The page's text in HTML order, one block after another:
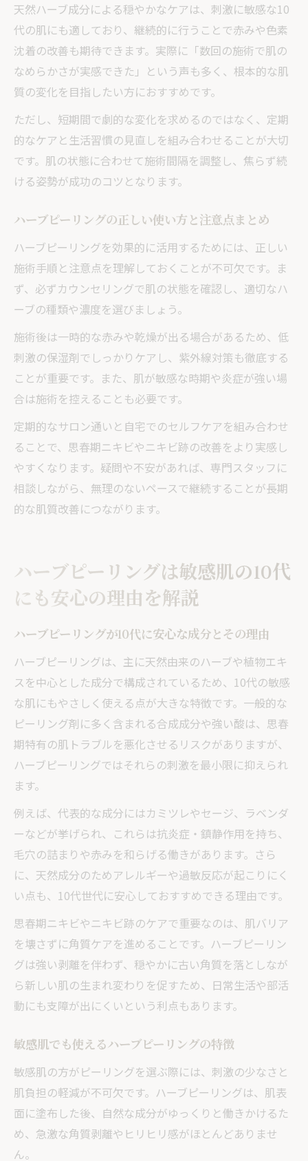
天然ハーブ成分による穏やかなケアは、刺激に敏感な10
代の肌にも適しており、継続的に行うことで赤みや色素
沈着の改善も期待できます。実際に「数回の施術で肌の
なめらかさが実感できた」という声も多く、根本的な肌
質の変化を目指したい方におすすめです。
ただし、短期間で劇的な変化を求めるのではなく、定期
的なケアと生活習慣の見直しを組み合わせることが大切
です。肌の状態に合わせて施術間隔を調整し、焦らず続
ける姿勢が成功のコツとなります。
ハーブピーリングの正しい使い方と注意点まとめ
ハーブピーリングを効果的に活用するためには、正しい
施術手順と注意点を理解しておくことが不可欠です。ま
ず、必ずカウンセリングで肌の状態を確認し、適切なハ
ーブの種類や濃度を選びましょう。
施術後は一時的な赤みや乾燥が出る場合があるため、低
刺激の保湿剤でしっかりケアし、紫外線対策も徹底する
ことが重要です。また、肌が敏感な時期や炎症が強い場
合は施術を控えることも必要です。
定期的なサロン通いと自宅でのセルフケアを組み合わせ
ることで、思春期ニキビやニキビ跡の改善をより実感し
やすくなります。疑問や不安があれば、専門スタッフに
相談しながら、無理のないペースで継続することが長期
的な肌質改善につながります。
ハーブピーリングは敏感肌の10代
にも安心の理由を解説
ハーブピーリングが10代に安心な成分とその理由
ハーブピーリングは、主に天然由来のハーブや植物エキ
スを中心とした成分で構成されているため、10代の敏感
な肌にもやさしく使える点が大きな特徴です。一般的な
ピーリング剤に多く含まれる合成成分や強い酸は、思春
期特有の肌トラブルを悪化させるリスクがありますが、
ハーブピーリングではそれらの刺激を最小限に抑えられ
ます。
例えば、代表的な成分にはカミツレやセージ、ラベンダ
ーなどが挙げられ、これらは抗炎症・鎮静作用を持ち、
毛穴の詰まりや赤みを和らげる働きがあります。さら
に、天然成分のためアレルギーや過敏反応が起こりにく
い点も、10代世代に安心しておすすめできる理由です。
思春期ニキビやニキビ跡のケアで重要なのは、肌バリア
を壊さずに角質ケアを進めることです。ハーブピーリン
グは強い剥離を伴わず、穏やかに古い角質を落としなが
ら新しい肌の生まれ変わりを促すため、日常生活や部活
動にも支障が出にくいという利点もあります。
敏感肌でも使えるハーブピーリングの特徴
敏感肌の方がピーリングを選ぶ際には、刺激の少なさと
肌負担の軽減が不可欠です。ハーブピーリングは、肌表
面に塗布した後、自然な成分がゆっくりと働きかけるた
め、急激な角質剥離やヒリヒリ感がほとんどありませ
ん。